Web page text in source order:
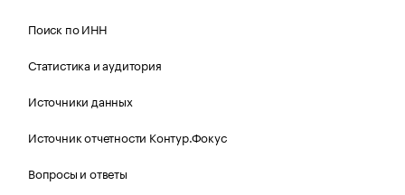
Поиск по ИНН
Статистика и аудитория
Источники данных
Источник отчетности Контур.Фокус
Вопросы и ответы